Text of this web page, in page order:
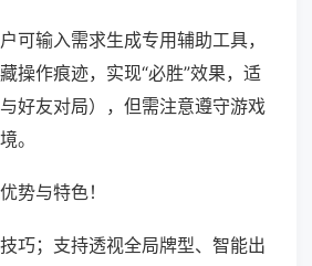
可输入需求生成专用辅助工具，
操作痕迹，实现“必胜”效果，适
好友对局），但需注意遵守游戏
。
势与特色！
巧；支持透视全局牌型、智能出